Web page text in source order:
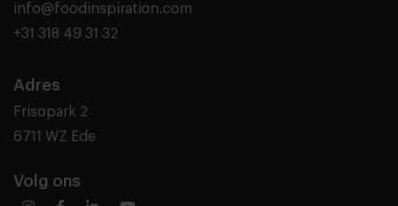
info@foodinspiration.com
+31 318 49 31 32
Adres
Frisopark 2
6711 WZ Ede
Volg ons